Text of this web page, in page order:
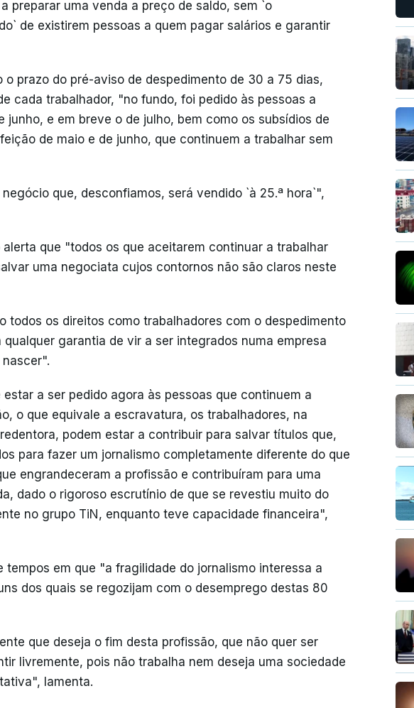
preparar uma venda a preço de saldo, sem `o
de existirem pessoas a quem pagar salários e garantir
o prazo do pré-aviso de despedimento de 30 a 75 dias,
cada trabalhador, "no fundo, foi pedido às pessoas a
junho, e em breve o de julho, bem como os subsídios de
de maio e de junho, que continuem a trabalhar sem
que, desconfiamos, será vendido `à 25.ª hora`",
que "todos os que aceitarem continuar a trabalhar
uma negociata cujos contornos não são claros neste
todos os direitos como trabalhadores com o despedimento
garantia de vir a ser integrados numa empresa
a ser pedido agora às pessoas que continuem a
o que equivale a escravatura, os trabalhadores, na
podem estar a contribuir para salvar títulos que,
para fazer um jornalismo completamente diferente do que
engrandeceram a profissão e contribuíram para uma
dado o rigoroso escrutínio de que se revestiu muito do
no grupo TiN, enquanto teve capacidade financeira",
tempos em que "a fragilidade do jornalismo interessa a
dos quais se regozijam com o desemprego destas 80
que deseja o fim desta profissão, que não quer ser
livremente, pois não trabalha nem deseja uma sociedade
lamenta.